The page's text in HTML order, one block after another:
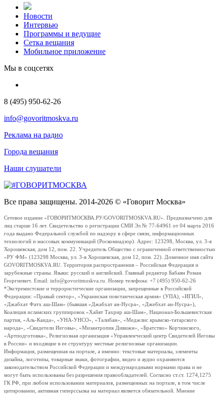
Новости
Интервью
Программы и ведущие
Сетка вещания
Мобильное приложение
Мы в соцсетях
8 (495) 950-62-26
info@govoritmoskva.ru
Реклама на радио
Города вещания
Наши слушатели
Все права защищены. 2014-2026 © «Говорит Москва»
Сетевое издание «ГОВОРИТМОСКВА.РУ/GOVORITMOSKVA.RU». Предназначено для
лиц старше 16 лет. Свидетельство о регистрации СМИ Эл № 77-64961 от 04 марта 2016
года выдано Федеральной службой по надзору в сфере связи, информационных
технологий и массовых коммуникаций (Роскомнадзор). Адрес: 123298, Москва, ул. 3-я
Хорошевская, дом 12, пом. 22. Учредитель Общество с ограниченной ответственностью
«РУ ФМ» (123298 Москва, ул. 3-я Хорошевская, дом 12, пом. 22). Доменное имя сайта
GOVORITMOSKVA.RU. Территория распространения – Российская Федерация и
зарубежные страны. Языки: русский и английский. Главный редактор Бабаян Роман
Георгиевич. Email: info@govoritmoskva.ru. Номер телефона: +7 (495) 950-62-26
*Экстремистские и террористические организации, запрещенные в Российской
Федерации: «Правый сектор», «Украинская повстанческая армия» (УПА), «ИГИЛ»,
«Джабхат Фатх аш-Шам» (бывшая «Джабхат ан-Нусра», «Джебхат ан-Нусра»),
Коалиция исламских группировок «Хайят Тахрир аш-Шам», Национал-Большевистская
партия, «Аль-Каида», «УНА-УНСО», «Талибан», «Меджлис крымско-татарского
народа», «Свидетели Иеговы», «Мизантропик Дивижн», «Братство» Корчинского,
«Артподготовка», Религиозная организация «Управленческий центр Свидетелей Иеговы
в России» и входящие в ее структуру местные религиозные организации.
Информация, размещенная на портале, а именно: текстовые материалы, элементы
дизайна, логотипы, товарные знаки, фотографии, видео и аудио охраняются
законодательством Российской Федерации и международными нормами права и не
могут быть использованы без разрешения правообладателей. Согласно ст.ст. 1274,1275
ГК РФ, при любом использовании материалов, размещенных на портале, в том числе
цитировании, активная гиперссылка на материал является обязательной. Мнение